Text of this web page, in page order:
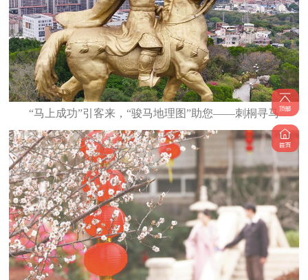
“马上成功”引客来，“骏马地理图”助您——刺桐寻马